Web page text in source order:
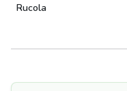
Rucola